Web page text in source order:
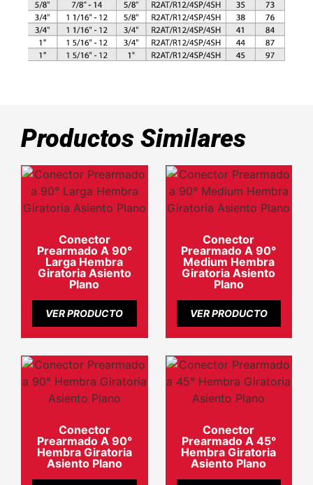
Productos Similares
Conector
Prearmado A 90°
Larga Hembra
Giratoria Asiento
Plano
VER PRODUCTO
Conector
Prearmado A 90°
Medium Hembra
Giratoria Asiento
Plano
VER PRODUCTO
Conector
Prearmado A 90°
Hembra Giratoria
Asiento Plano
Conector
Prearmado A 45°
Hembra Giratoria
Asiento Plano